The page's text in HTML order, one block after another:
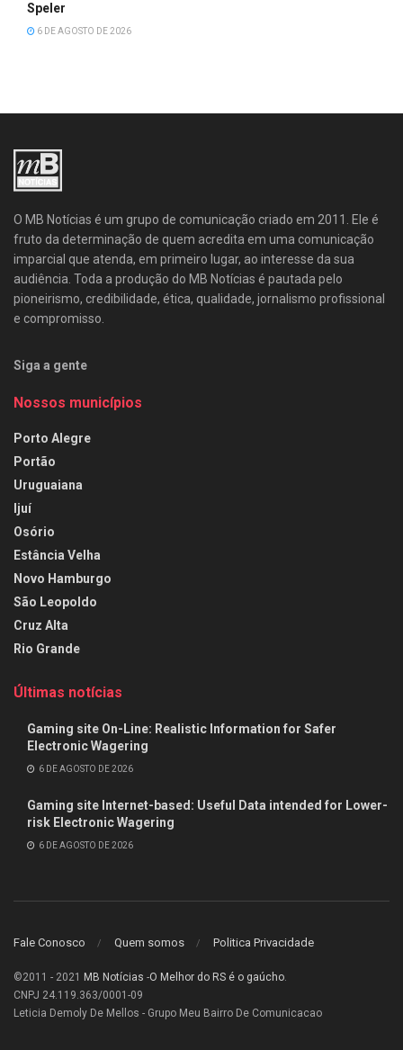
Speler
6 DE AGOSTO DE 2026
O MB Notícias é um grupo de comunicação criado em 2011. Ele é
fruto da determinação de quem acredita em uma comunicação
imparcial que atenda, em primeiro lugar, ao interesse da sua
audiência. Toda a produção do MB Notícias é pautada pelo
pioneirismo, credibilidade, ética, qualidade, jornalismo profissional
e compromisso.
Siga a gente
Nossos municípios
Porto Alegre
Portão
Uruguaiana
Ijuí
Osório
Estância Velha
Novo Hamburgo
São Leopoldo
Cruz Alta
Rio Grande
Últimas notícias
Gaming site On-Line: Realistic Information for Safer
Electronic Wagering
6 DE AGOSTO DE 2026
Gaming site Internet-based: Useful Data intended for Lower-
risk Electronic Wagering
6 DE AGOSTO DE 2026
Fale Conosco Quem somos Politica Privacidade
©2011 - 2021 MB Notícias -O Melhor do RS é o gaúcho.
CNPJ 24.119.363/0001-09
Leticia Demoly De Mellos - Grupo Meu Bairro De Comunicacao